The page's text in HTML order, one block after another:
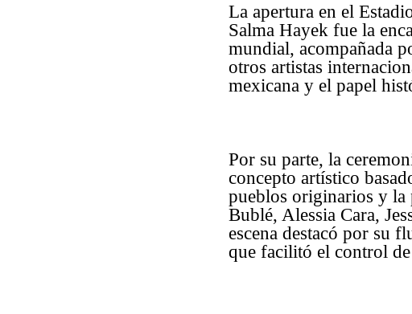
La apertura en el
Salma Hayek fue la
mundial, acompañada
otros artistas
mexicana y el papel
Por su parte, la
concepto artístico
pueblos originarios y la
Bublé, Alessia Cara,
escena destacó por su
que facilitó el control